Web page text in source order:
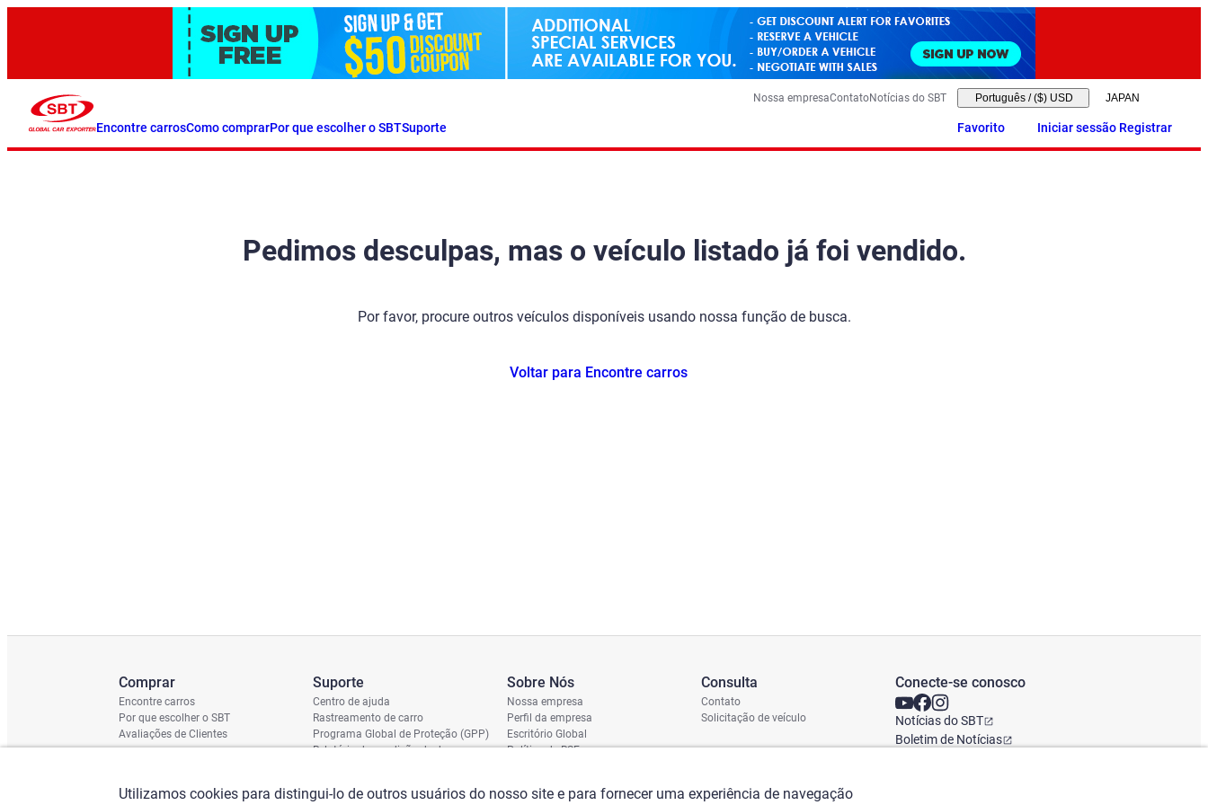
Encontre carrosComo comprarPor que escolher o SBTSuporte
Nossa empresaContatoNotícias do SBT Português / ($) USD
Favorito Iniciar sessão Registrar
Pedimos desculpas, mas o veículo listado já foi vendido.
Por favor, procure outros veículos disponíveis usando nossa função de busca.
Voltar para Encontre carros
Comprar
Encontre carros
Por que escolher o SBT
Avaliações de Clientes
Suporte
Centro de ajuda
Rastreamento de carro
Programa Global de Proteção (GPP)
Relatório de condição de dano
Sobre Nós
Nossa empresa
Perfil da empresa
Escritório Global
Política de RSE
Consulta
Contato
Solicitação de veículo
Conecte-se conosco
Notícias do SBT
Boletim de Notícias
Utilizamos cookies para distingui-lo de outros usuários do nosso site e para fornecer uma experiência de navegação